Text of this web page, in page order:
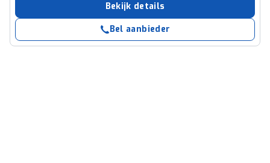
Bekijk details
Bel aanbieder